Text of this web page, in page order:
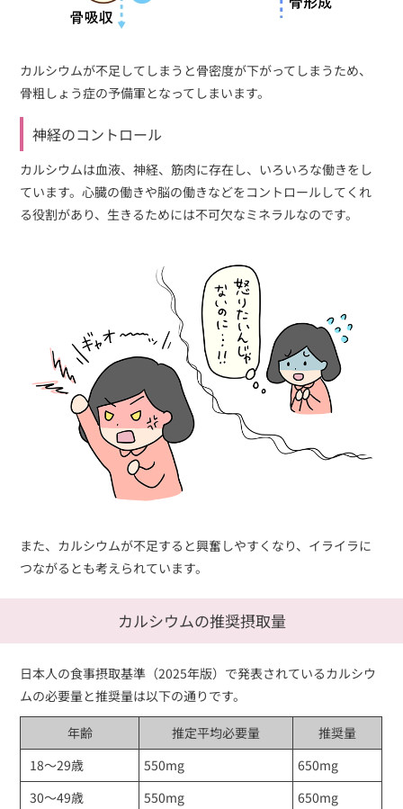
カルシウムが不足してしまうと骨密度が下がってしまうため、
骨粗しょう症の予備軍となってしまいます。
神経のコントロール
カルシウムは血液、神経、筋肉に存在し、いろいろな働きをし
ています。心臓の働きや脳の働きなどをコントロールしてくれ
る役割があり、生きるためには不可欠なミネラルなのです。
また、カルシウムが不足すると興奮しやすくなり、イライラに
つながるとも考えられています。
カルシウムの推奨摂取量
日本人の食事摂取基準（2025年版）で発表されているカルシウ
ムの必要量と推奨量は以下の通りです。
年齢 推定平均必要量
推奨量
18～29歳
550mg
650mg
30～49歳
550mg 650mg